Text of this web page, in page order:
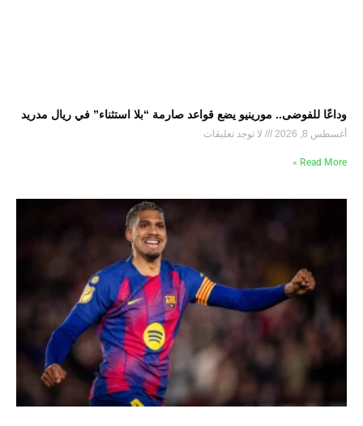
وداعًا للفوضى.. مورينيو يضع قواعد صارمة “بلا استثناء” في ريال مدريد
أغسطس 8, 2026 لا توجد تعليقات
Read More »